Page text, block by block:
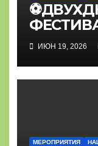
ИЮН 19, 2026
МЕРОПРИЯТИЯ